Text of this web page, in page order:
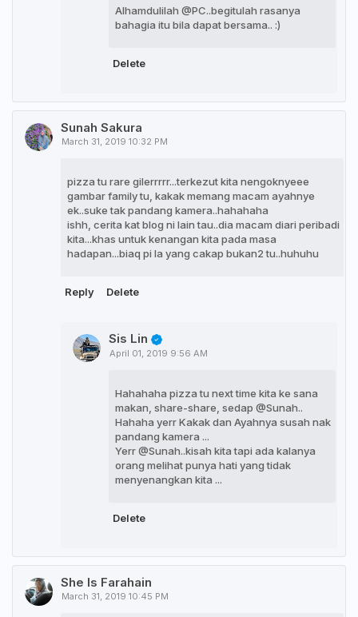
Alhamdulilah @PC..begitulah rasanya
bahagia itu bila dapat bersama.. :)
Delete
Sunah Sakura
March 31, 2019 10:32 PM
pizza tu rare gilerrrrr...terkezut kita nengoknyeee
gambar family tu, kakak memang macam ayahnye
ek..suke tak pandang kamera..hahahaha
ishh, cerita kat blog ni lain tau..dia macam diari peribadi
kita...khas untuk kenangan kita pada masa
hadapan...biaq pi la yang cakap bukan2 tu..huhuhu
Reply Delete
Sis Lin
April 01, 2019 9:56 AM
Hahahaha pizza tu next time kita ke sana
makan, share-share, sedap @Sunah..
Hahaha yerr Kakak dan Ayahnya susah nak
pandang kamera ...
Yerr @Sunah..kisah kita tapi ada kalanya
orang melihat punya hati yang tidak
menyenangkan kita ...
Delete
She Is Farahain
March 31, 2019 10:45 PM